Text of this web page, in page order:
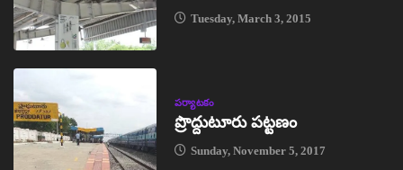
Tuesday, March 3, 2015
పర్యాటకం
ప్రొద్దుటూరు పట్టణం
Sunday, November 5, 2017